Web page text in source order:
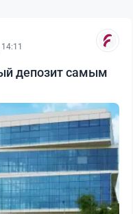
депозит самым